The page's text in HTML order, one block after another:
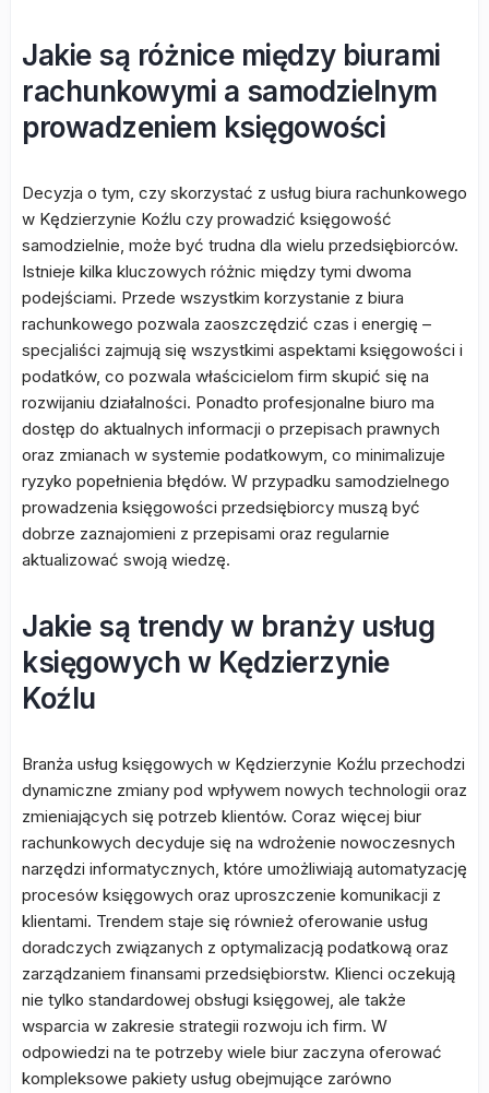
Jakie są różnice między biurami
rachunkowymi a samodzielnym
prowadzeniem księgowości
Decyzja o tym, czy skorzystać z usług biura rachunkowego
w Kędzierzynie Koźlu czy prowadzić księgowość
samodzielnie, może być trudna dla wielu przedsiębiorców.
Istnieje kilka kluczowych różnic między tymi dwoma
podejściami. Przede wszystkim korzystanie z biura
rachunkowego pozwala zaoszczędzić czas i energię –
specjaliści zajmują się wszystkimi aspektami księgowości i
podatków, co pozwala właścicielom firm skupić się na
rozwijaniu działalności. Ponadto profesjonalne biuro ma
dostęp do aktualnych informacji o przepisach prawnych
oraz zmianach w systemie podatkowym, co minimalizuje
ryzyko popełnienia błędów. W przypadku samodzielnego
prowadzenia księgowości przedsiębiorcy muszą być
dobrze zaznajomieni z przepisami oraz regularnie
aktualizować swoją wiedzę.
Jakie są trendy w branży usług
księgowych w Kędzierzynie
Koźlu
Branża usług księgowych w Kędzierzynie Koźlu przechodzi
dynamiczne zmiany pod wpływem nowych technologii oraz
zmieniających się potrzeb klientów. Coraz więcej biur
rachunkowych decyduje się na wdrożenie nowoczesnych
narzędzi informatycznych, które umożliwiają automatyzację
procesów księgowych oraz uproszczenie komunikacji z
klientami. Trendem staje się również oferowanie usług
doradczych związanych z optymalizacją podatkową oraz
zarządzaniem finansami przedsiębiorstw. Klienci oczekują
nie tylko standardowej obsługi księgowej, ale także
wsparcia w zakresie strategii rozwoju ich firm. W
odpowiedzi na te potrzeby wiele biur zaczyna oferować
kompleksowe pakiety usług obejmujące zarówno